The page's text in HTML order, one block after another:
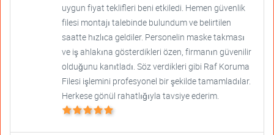
uygun fiyat teklifleri beni etkiledi. Hemen güvenlik
filesi montajı talebinde bulundum ve belirtilen
saatte hızlıca geldiler. Personelin maske takması
ve iş ahlakına gösterdikleri özen, firmanın güvenilir
olduğunu kanıtladı. Söz verdikleri gibi Raf Koruma
Filesi işlemini profesyonel bir şekilde tamamladılar.
Herkese gönül rahatlığıyla tavsiye ederim.